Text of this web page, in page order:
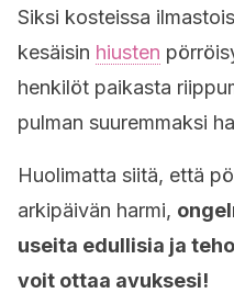
Siksi kosteissa
kesäisin hiusten
henkilöt paikasta
pulman suuremmaksi
Huolimatta siitä, että
arkipäivän harmi,
useita edullisia ja
voit ottaa avuksesi!